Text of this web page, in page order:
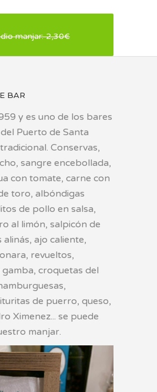
manjar: 2,30€
BAR
y es uno de los bares
Puerto de Santa
Conservas,
sangre encebollada,
con tomate, carne con
toro, albóndigas
de pollo en salsa,
al limón, salpicón de
ajo caliente,
revueltos,
croquetas del
de puerro, queso,
Ximenez... se puede
manjar.